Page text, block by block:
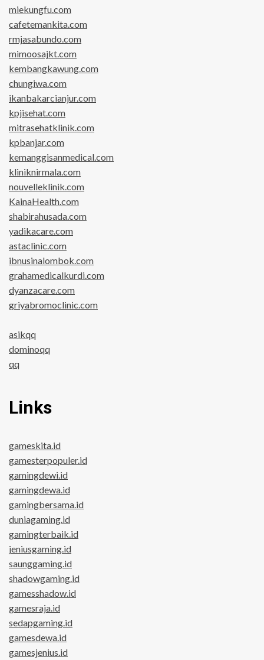
miekungfu.com
cafetemankita.com
rmjasabundo.com
mimoosajkt.com
kembangkawung.com
chungiwa.com
ikanbakarcianjur.com
kpjisehat.com
mitrasehatklinik.com
kpbanjar.com
kemanggisanmedical.com
kliniknirmala.com
nouvelleklinik.com
KainaHealth.com
shabirahusada.com
yadikacare.com
astaclinic.com
ibnusinalombok.com
grahamedicalkurdi.com
dyanzacare.com
griyabromoclinic.com
asikqq
dominoqq
qq
Links
gameskita.id
gamesterpopuler.id
gamingdewi.id
gamingdewa.id
gamingbersama.id
duniagaming.id
gamingterbaik.id
jeniusgaming.id
saunggaming.id
shadowgaming.id
gamesshadow.id
gamesraja.id
sedapgaming.id
gamesdewa.id
gamesjenius.id